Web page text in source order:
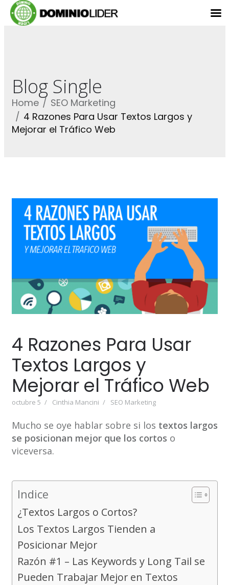
Blog Single
Home
SEO Marketing
4 Razones Para Usar Textos Largos y
Mejorar el Tráfico Web
4 Razones Para Usar
Textos Largos y
Mejorar el Tráfico Web
octubre 5 Cinthia Mancini SEO Marketing
Mucho se oye hablar sobre si los textos largos
se posicionan mejor que los cortos o
viceversa.
Indice
¿Textos Largos o Cortos?
Los Textos Largos Tienden a
Posicionar Mejor
Razón #1 – Las Keywords y Long Tail se
Pueden Trabajar Mejor en Textos